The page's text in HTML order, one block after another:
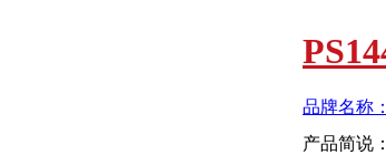
品牌名称
产品简说：